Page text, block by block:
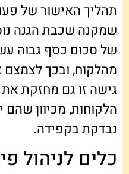
תהליך האישור של
שמקנה שכבת הגנה
של סכום כסף גבוה
מהלקוח, ובכך לצמצם
גישה זו גם מחזקת
הלקוחות, מכיוון שהם
נבדקת בקפידה.
כלים לניהול